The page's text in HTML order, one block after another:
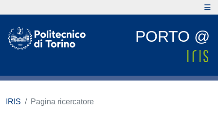
PORTO @
IRIS Pagina ricercatore